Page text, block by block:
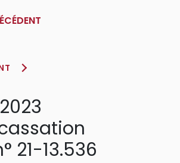
21-13.536